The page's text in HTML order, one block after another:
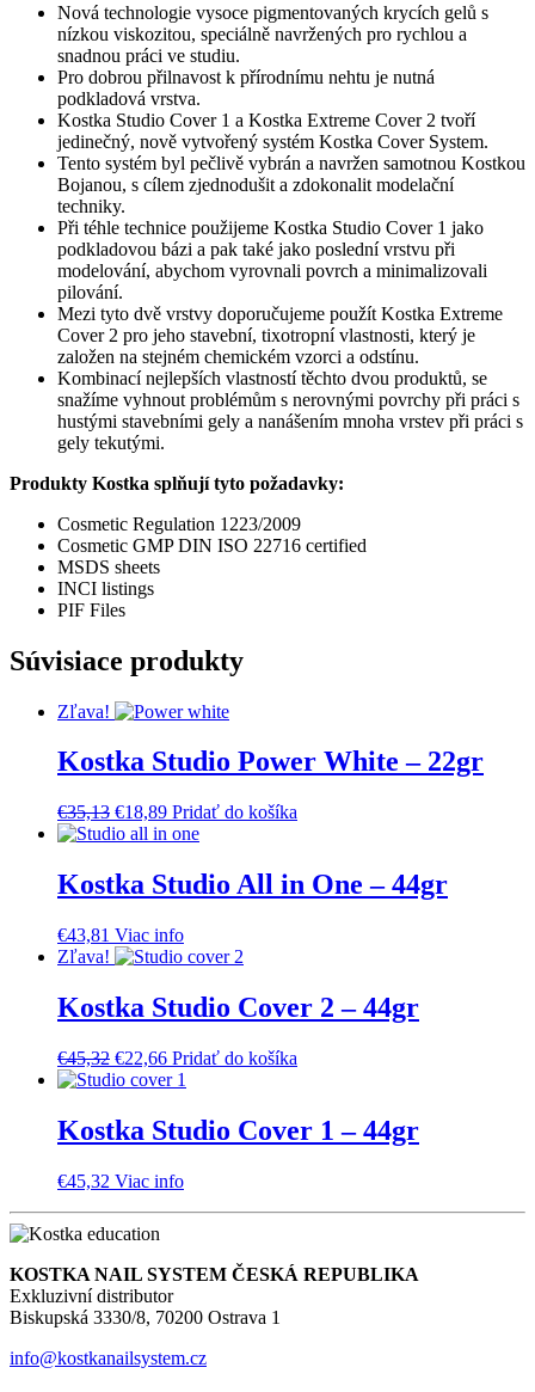
Nová technologie vysoce pigmentovaných krycích gelů s
nízkou viskozitou, speciálně navržených pro rychlou a
snadnou práci ve studiu.
Pro dobrou přilnavost k přírodnímu nehtu je nutná
podkladová vrstva.
Kostka Studio Cover 1 a Kostka Extreme Cover 2 tvoří
jedinečný, nově vytvořený systém Kostka Cover System.
Tento systém byl pečlivě vybrán a navržen samotnou Kostkou
Bojanou, s cílem zjednodušit a zdokonalit modelační
techniky.
Při téhle technice použijeme Kostka Studio Cover 1 jako
podkladovou bázi a pak také jako poslední vrstvu při
modelování, abychom vyrovnali povrch a minimalizovali
pilování.
Mezi tyto dvě vrstvy doporučujeme použít Kostka Extreme
Cover 2 pro jeho stavební, tixotropní vlastnosti, který je
založen na stejném chemickém vzorci a odstínu.
Kombinací nejlepších vlastností těchto dvou produktů, se
snažíme vyhnout problémům s nerovnými povrchy při práci s
hustými stavebními gely a nanášením mnoha vrstev při práci s
gely tekutými.
Produkty Kostka splňují tyto požadavky:
Cosmetic Regulation 1223/2009
Cosmetic GMP DIN ISO 22716 certified
MSDS sheets
INCI listings
PIF Files
Súvisiace produkty
Zľava!
Kostka Studio Power White – 22gr
€35,13 Pôvodná
cena
€35,13.
€18,89Aktuálna
cena
€18,89.
Pridať do košíka
Kostka Studio All in One – 44gr
€43,81 Viac info
Zľava!
Kostka Studio Cover 2 – 44gr
€45,32 Pôvodná
cena
€45,32.
€22,66Aktuálna
cena
€22,66.
Pridať do košíka
Kostka Studio Cover 1 – 44gr
€45,32 Viac info
KOSTKA NAIL SYSTEM ČESKÁ REPUBLIKA
Exkluzivní distributor
Biskupská 3330/8, 70200 Ostrava 1
info@kostkanailsystem.cz